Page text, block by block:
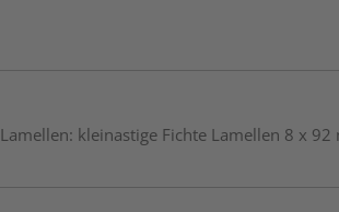
kleinastige Fichte Lamellen 8 x 92